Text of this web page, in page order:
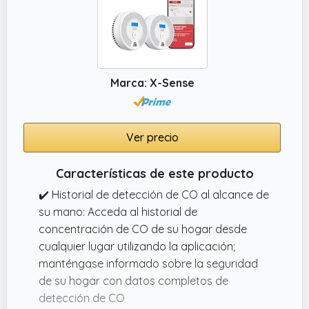
Marca: X-Sense
Ver precio
Características de este producto
✔️ Historial de detección de CO al alcance de
su mano: Acceda al historial de
concentración de CO de su hogar desde
cualquier lugar utilizando la aplicación;
manténgase informado sobre la seguridad
de su hogar con datos completos de
detección de CO